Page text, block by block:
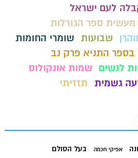
לעם ישראל
ספר הגורלות
שבועות שומרי החומות
בספר התניא פרק נב
לנשים
שמות אונקולוס
גשמית תזזיתי
אפיקי חכמה בעל הסולם